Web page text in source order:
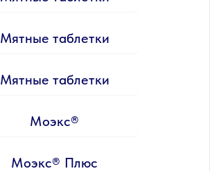
Мятные таблетки
Мятные таблетки
Моэкс®
Моэкс® Плюс